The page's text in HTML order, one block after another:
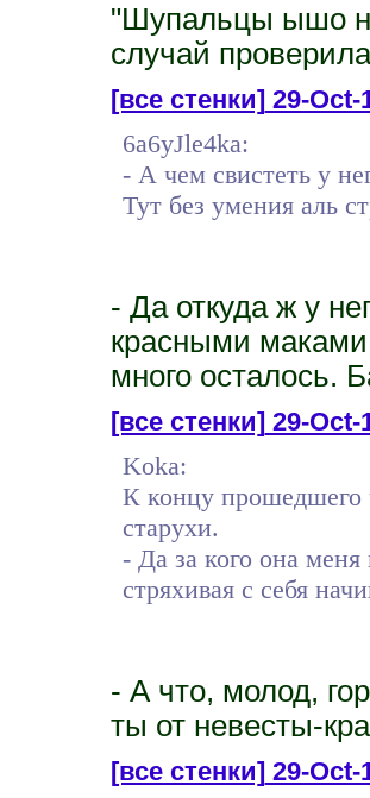
"Шупальцы ышо
случай
[все стенки]29-Oct-
6a6yJle4ka:
- А чем свистеть у
Тут без умения аль
- Да откуда ж у
красными
много осталось.
[все стенки]29-Oct-
Koka:
К концу прошедшего
старухи.
- Да за кого она меня
стряхивая с себя
- А что, молод,
ты от невесты-
[все стенки]29-Oct-